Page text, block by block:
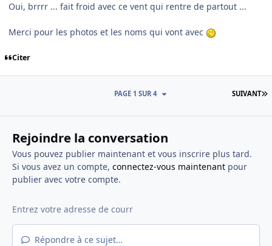
Oui, brrrr ... fait froid avec ce vent qui rentre de partout ...
Merci pour les photos et les noms qui vont avec
Citer
SUIVANT
PAGE 1 SUR 4
Rejoindre la conversation
Vous pouvez publier maintenant et vous inscrire plus tard.
Si vous avez un compte, connectez-vous maintenantpour
publier avec votre compte.
Répondre à ce sujet…